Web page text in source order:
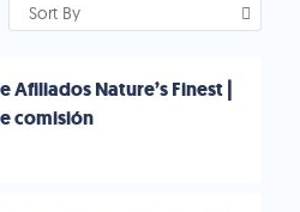
Sort By
Afiliados Nature’s Finest |
comisión